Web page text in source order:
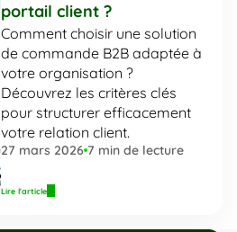
portail client ?
Comment choisir une solution
de commande B2B adaptée à
votre organisation ?
Découvrez les critères clés
pour structurer efficacement
votre relation client.
27 mars 2026 7 min de lecture
Lire l'article